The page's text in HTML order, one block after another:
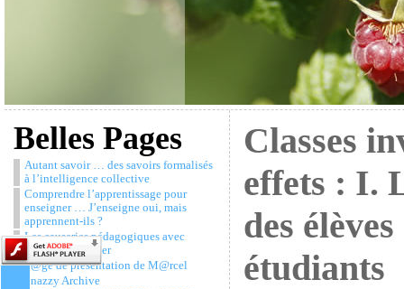
Belles Pages
Autant savoir … des savoirs formalisés
à l’intelligence collective
Comprendre l’apprentissage pour
enseigner … J’enseigne oui, mais
apprennent-ils ?
Les causeries pédagogiques avec
Christophe Batier
P@ge de présentation de M@rcel
Snazzy Archive
Classes
effets : I.
des
étudiants